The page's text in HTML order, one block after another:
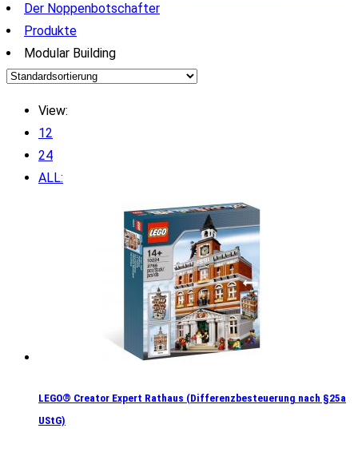
Der Noppenbotschafter
Produkte
Modular Building
View:
12
24
ALL:
LEGO® Creator Expert Rathaus (Differenzbesteuerung nach §25a
UStG)